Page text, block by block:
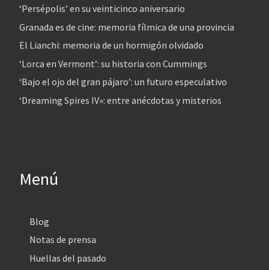
‘Persépolis’ en su veinticinco aniversario
Granada es de cine: memoria fílmica de una provincia
El Lianchi: memoria de un hormigón olvidado
‘Lorca en Vermont’: su historia con Cummings
‘Bajo el ojo del gran pájaro’: un futuro especulativo
‘Dreaming Spires IV»: entre anécdotas y misterios
Menú
Blog
Notas de prensa
Huellas del pasado